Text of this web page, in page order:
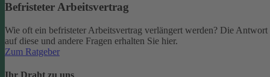
Befristeter Arbeitsvertrag
Wie oft ein befristeter Arbeitsvertrag verlängert werden? Die Antwort
auf diese und andere Fragen erhalten Sie hier.
Zum Ratgeber